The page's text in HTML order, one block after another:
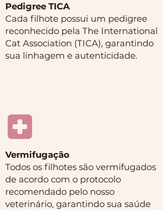
Pedigree TICA
Cada filhote possui um pedigree
reconhecido pela The International
Cat Association (TICA), garantindo
sua linhagem e autenticidade.
Vermifugação
Todos os filhotes são vermifugados
de acordo com o protocolo
recomendado pelo nosso
veterinário, garantindo sua saúde